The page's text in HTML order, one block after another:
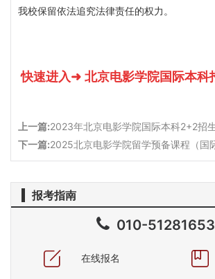
我校保留依法追究法律责任的权力。
快速进入➜ 北京电影学院国际本科
上一篇:2023年北京电影学院国际本科2+2招
下一篇:2025北京电影学院留学预备课程（国
报考指南
010-51281653
在线报名